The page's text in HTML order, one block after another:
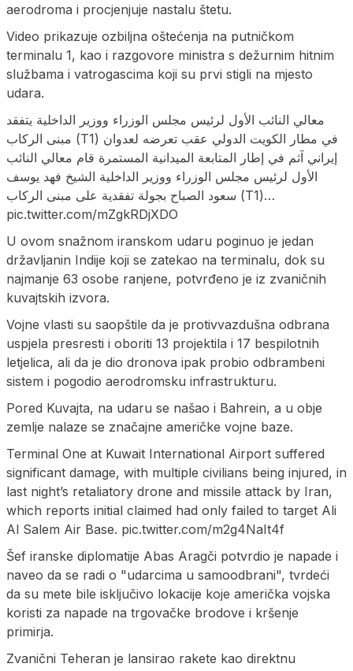
aerodroma i procjenjuje nastalu štetu.
Video prikazuje ozbiljna oštećenja na putničkom
terminalu 1, kao i razgovore ministra s dežurnim hitnim
službama i vatrogascima koji su prvi stigli na mjesto
udara.
معالي النائب الأول لرئيس مجلس الوزراء ووزير الداخلية يتفقد
مبنى الركاب (T1) في مطار الكويت الدولي عقب تعرضه لعدوان
إيراني آثم في إطار المتابعة الميدانية المستمرة قام معالي النائب
الأول لرئيس مجلس الوزراء ووزير الداخلية الشيخ فهد يوسف
سعود الصباح بجولة تفقدية على مبنى الركاب (T1)…
pic.twitter.com/mZgkRDjXDO
U ovom snažnom iranskom udaru poginuo je jedan
državljanin Indije koji se zatekao na terminalu, dok su
najmanje 63 osobe ranjene, potvrđeno je iz zvaničnih
kuvajtskih izvora.
Vojne vlasti su saopštile da je protivvazdušna odbrana
uspjela presresti i oboriti 13 projektila i 17 bespilotnih
letjelica, ali da je dio dronova ipak probio odbrambeni
sistem i pogodio aerodromsku infrastrukturu.
Pored Kuvajta, na udaru se našao i Bahrein, a u obje
zemlje nalaze se značajne američke vojne baze.
Terminal One at Kuwait International Airport suffered
significant damage, with multiple civilians being injured, in
last night’s retaliatory drone and missile attack by Iran,
which reports initial claimed had only failed to target Ali
Al Salem Air Base. pic.twitter.com/m2g4NaIt4f
Šef iranske diplomatije Abas Aragči potvrdio je napade i
naveo da se radi o "udarcima u samoodbrani", tvrdeći
da su mete bile isključivo lokacije koje američka vojska
koristi za napade na trgovačke brodove i kršenje
primirja.
Zvanični Teheran je lansirao rakete kao direktnu